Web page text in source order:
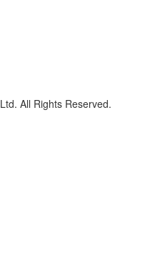
Ltd. All Rights Reserved.